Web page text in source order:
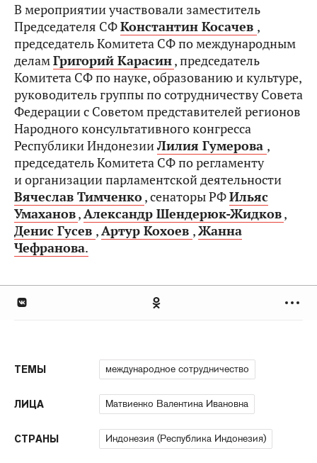
В мероприятии участвовали заместитель
Председателя СФКонстантин Косачев ,
председатель Комитета СФ по международным
деламГригорий Карасин, председатель
Комитета СФ по науке, образованию и культуре,
руководитель группы по сотрудничеству Совета
Федерации с Советом представителей регионов
Народного консультативного конгресса
Республики ИндонезииЛилия Гумерова ,
председатель Комитета СФ по регламенту
и организации парламентской деятельности
Вячеслав Тимченко, сенаторы РФИльяс
Умаханов,Александр Шендерюк-Жидков,
Денис Гусев ,Артур Кохоев ,Жанна
Чефранова.
ТЕМЫ международное сотрудничество
ЛИЦА Матвиенко Валентина Ивановна
СТРАНЫ Индонезия (Республика Индонезия)